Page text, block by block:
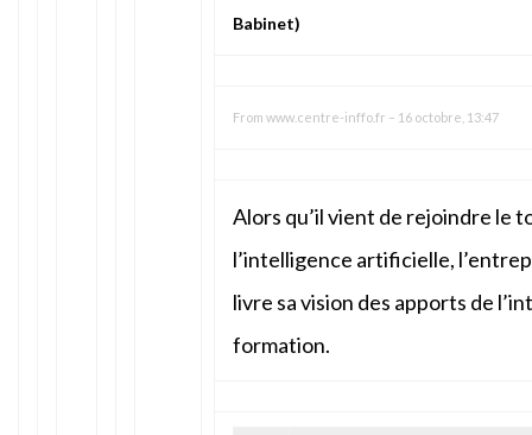
Babinet)
From www.centre-inffo.fr – 16 octobre, 13:47
Alors qu’il vient de rejoindre le
l’intelligence artificielle,
livre sa vision des apports de
formation.